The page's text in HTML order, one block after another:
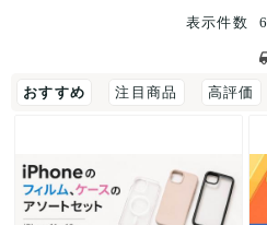
表示件数
おすすめ 注目商品 高評価